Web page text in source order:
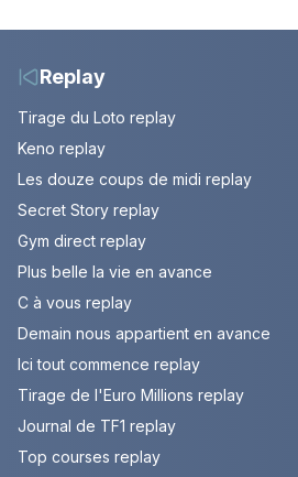
tournée Legend
Replay
Tirage du Loto replay
Keno replay
Les douze coups de midi replay
Secret Story replay
Gym direct replay
Plus belle la vie en avance
C à vous replay
Demain nous appartient en avance
Ici tout commence replay
Tirage de l'Euro Millions replay
Journal de TF1 replay
Top courses replay